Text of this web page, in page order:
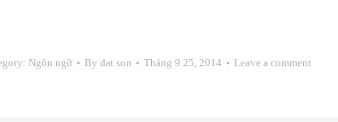
Ngôn ngữ By dat son Tháng 9 25, 2014 Leave a comment